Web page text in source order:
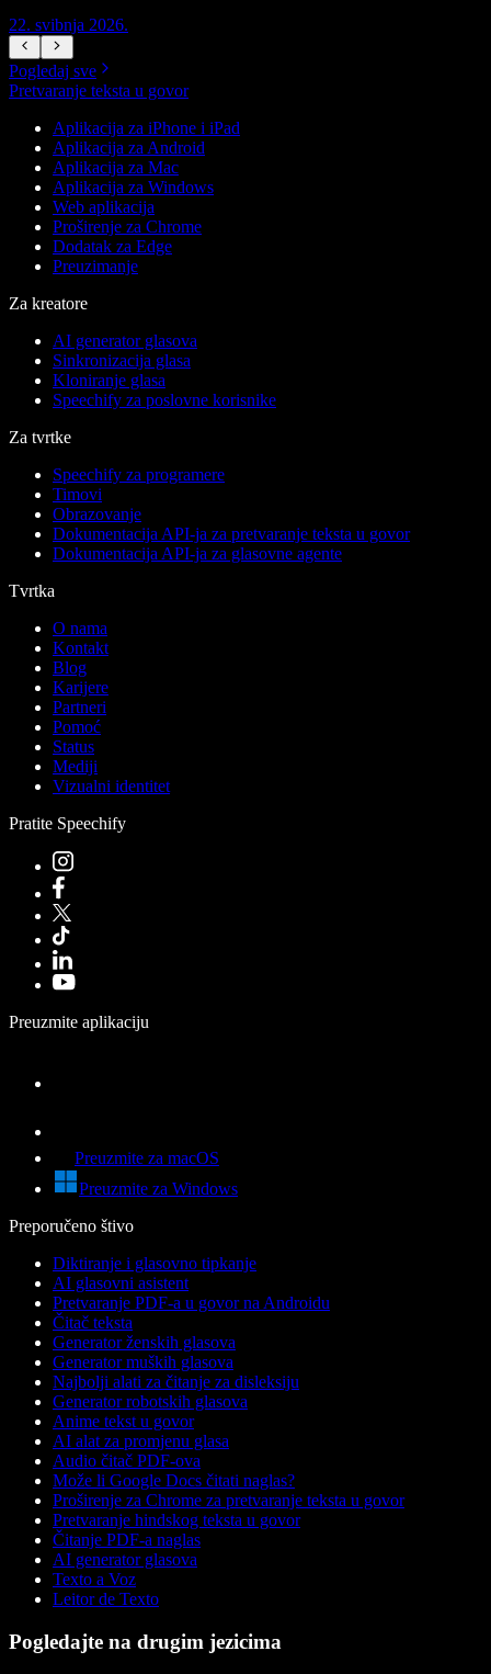
22. svibnja 2026.
Pogledaj sve
Pretvaranje teksta u govor
Aplikacija za iPhone i iPad
Aplikacija za Android
Aplikacija za Mac
Aplikacija za Windows
Web aplikacija
Proširenje za Chrome
Dodatak za Edge
Preuzimanje
Za kreatore
AI generator glasova
Sinkronizacija glasa
Kloniranje glasa
Speechify za poslovne korisnike
Za tvrtke
Speechify za programere
Timovi
Obrazovanje
Dokumentacija API-ja za pretvaranje teksta u govor
Dokumentacija API-ja za glasovne agente
Tvrtka
O nama
Kontakt
Blog
Karijere
Partneri
Pomoć
Status
Mediji
Vizualni identitet
Pratite Speechify
Preuzmite aplikaciju
Preuzmite za macOS
Preuzmite za Windows
Preporučeno štivo
Diktiranje i glasovno tipkanje
AI glasovni asistent
Pretvaranje PDF-a u govor na Androidu
Čitač teksta
Generator ženskih glasova
Generator muških glasova
Najbolji alati za čitanje za disleksiju
Generator robotskih glasova
Anime tekst u govor
AI alat za promjenu glasa
Audio čitač PDF-ova
Može li Google Docs čitati naglas?
Proširenje za Chrome za pretvaranje teksta u govor
Pretvaranje hindskog teksta u govor
Čitanje PDF-a naglas
AI generator glasova
Texto a Voz
Leitor de Texto
Pogledajte na drugim jezicima